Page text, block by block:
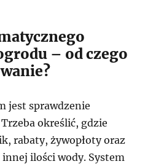
– od czego
jest sprawdzenie
określić, gdzie
rabaty, żywopłoty oraz
ilości wody. System